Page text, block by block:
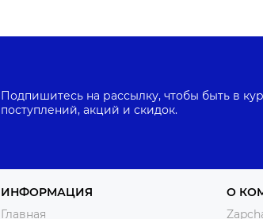
Подпишитесь на рассылку, чтобы быть в
поступлений, акций и скидок.
ИНФОРМАЦИЯ
Главная
О